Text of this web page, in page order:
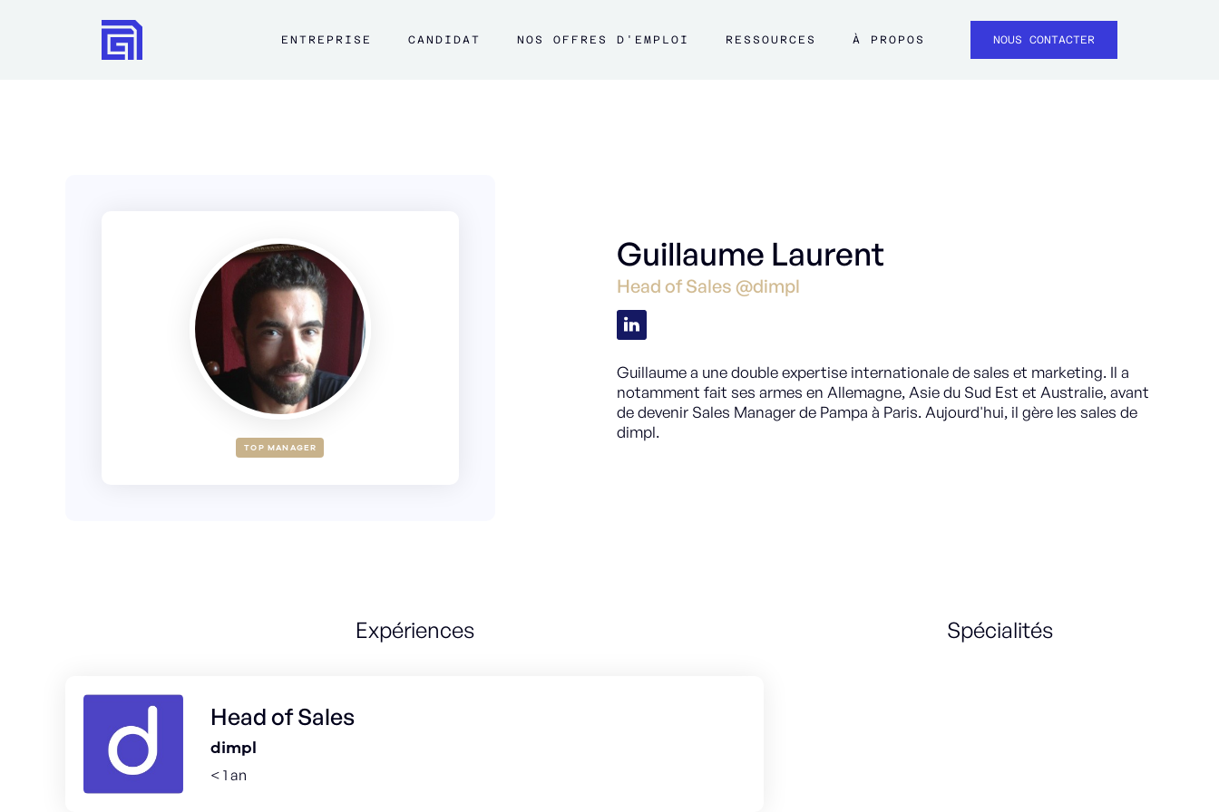
ENTREPRISE CANDIDAT NOS OFFRES D'EMPLOI RESSOURCES À PROPOS NOUS CONTACTER
TOP MANAGER
Guillaume Laurent
Head of Sales @dimpl
Guillaume a une double expertise internationale de sales et marketing. Il a
notamment fait ses armes en Allemagne, Asie du Sud Est et Australie, avant
de devenir Sales Manager de Pampa à Paris. Aujourd'hui, il gère les sales de
dimpl.
Expériences
Head of Sales
dimpl
< 1 an
Spécialités